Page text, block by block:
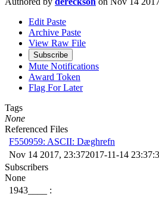
Edit Paste
Archive Paste
View Raw File
Subscribe
Mute Notifications
Award Token
Flag For Later
Tags
None
Referenced Files
F550959: ASCII: Dæghrefn
Nov 14 2017, 23:372017-11-14
Subscribers
None
1943____ :